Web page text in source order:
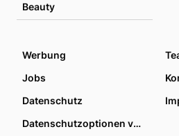
Beauty
Werbung
Jobs
Datenschutz
Datenschutzoptionen verwalten